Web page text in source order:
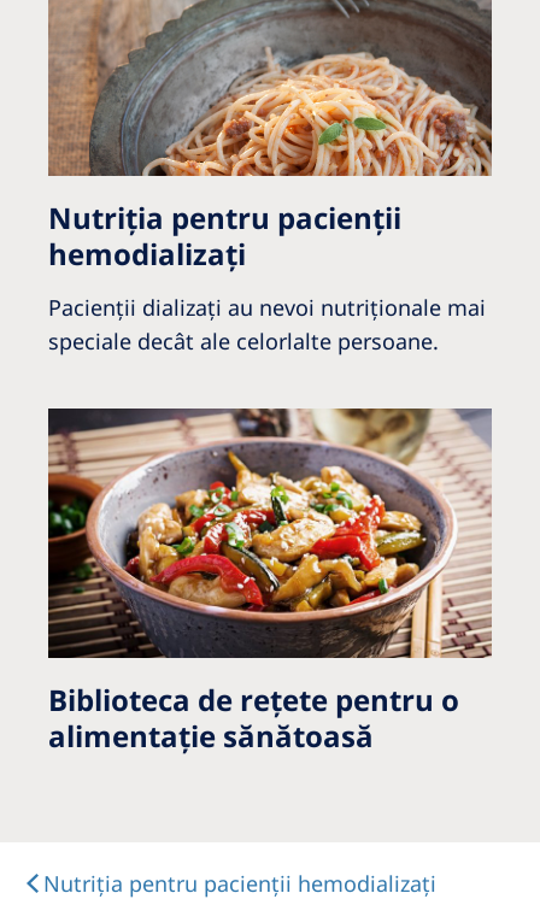
Nutriţia pentru pacienţii
hemodializați
Pacienţii dializaţi au nevoi nutriţionale mai
speciale decât ale celorlalte persoane.
Biblioteca de rețete pentru o
alimentație sănătoasă
Nutriţia pentru pacienţii hemodializați